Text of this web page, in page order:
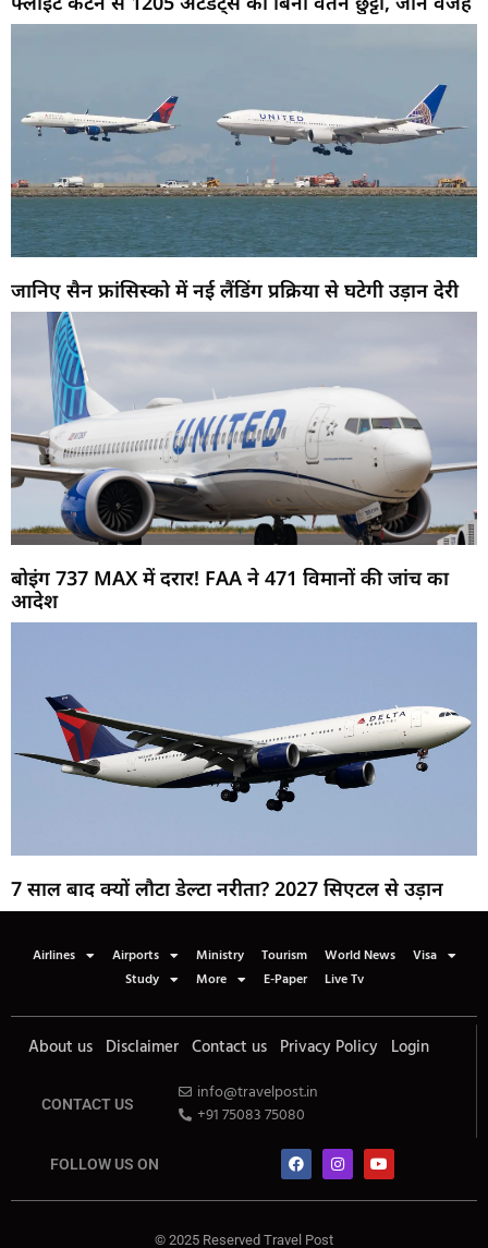
जानिए सैन फ्रांसिस्को में नई लैंडिंग प्रक्रिया से घटेगी उड़ान देरी
बोइंग 737 MAX में दरार! FAA ने 471 विमानों की जांच का
आदेश
7 साल बाद क्यों लौटा डेल्टा नरीता? 2027 सिएटल से उड़ान
Airlines Airports Ministry Tourism World News
Visa
Study
More E-Paper Live Tv
About us Disclaimer Contact us Privacy Policy Login
CONTACT US
info@travelpost.in
+91 75083 75080
FOLLOW US ON
© 2025 Reserved Travel Post